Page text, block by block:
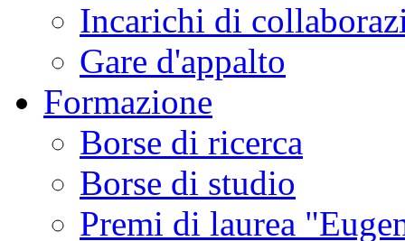
Incarichi di
Gare d'appalto
Formazione
Borse di ricerca
Borse di studio
Premi di laurea